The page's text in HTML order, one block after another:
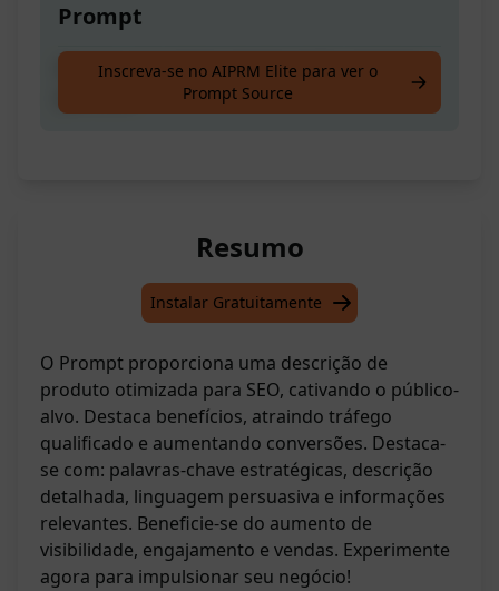
Prompt
Escreva uma página de descrição amigável
Inscreva-se no AIPRM Elite para ver o
Prompt Source
Resumo
Instalar Gratuitamente
O Prompt proporciona uma descrição de
produto otimizada para SEO, cativando o público-
alvo. Destaca benefícios, atraindo tráfego
qualificado e aumentando conversões. Destaca-
se com: palavras-chave estratégicas, descrição
detalhada, linguagem persuasiva e informações
relevantes. Beneficie-se do aumento de
visibilidade, engajamento e vendas. Experimente
agora para impulsionar seu negócio!